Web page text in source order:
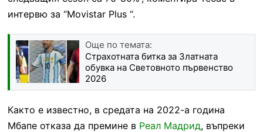
интервю за “Movistar Plus “.
Още по темата:
Страхотната битка за Златната
обувка на Световното първенство
2026
Както е известно, в средата на 2022-а година
Мбапе отказа да премине в Реал Мадрид, въпреки